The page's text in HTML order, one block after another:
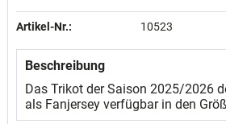
Artikel-Nr.: 10523
Beschreibung
Das Trikot der Saison 2025/2026
als Fanjersey verfügbar in den